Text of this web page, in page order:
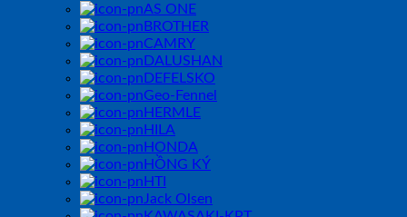
AS ONE
BROTHER
CAMRY
DALUSHAN
DEFELSKO
Geo-Fennel
HERMLE
HILA
HONDA
HỒNG KÝ
HTI
Jack Olsen